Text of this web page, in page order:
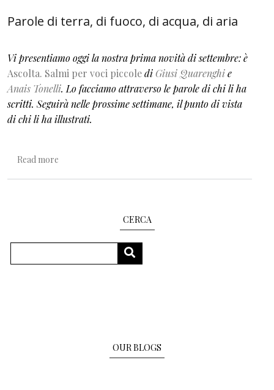
Parole di terra, di fuoco, di acqua, di aria
Vi presentiamooggila nostra prima novità di settembre: è
Ascolta. Salmi per voci piccolediGiusi Quarenghie
Anais Tonelli. Lo facciamo attraverso le parole di chi li ha
scritti. Seguirà nelle prossime settimane, il punto di vista
di chi li ha illustrati.
Read more
CERCA
SEARCH
OUR BLOGS